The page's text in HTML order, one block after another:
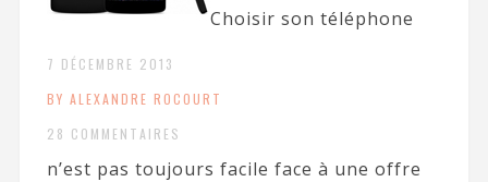
7 DÉCEMBRE 2013
BY ALEXANDRE ROCOURT
28 COMMENTAIRES
Choisir son téléphone
n’est pas toujours facile face à une offre